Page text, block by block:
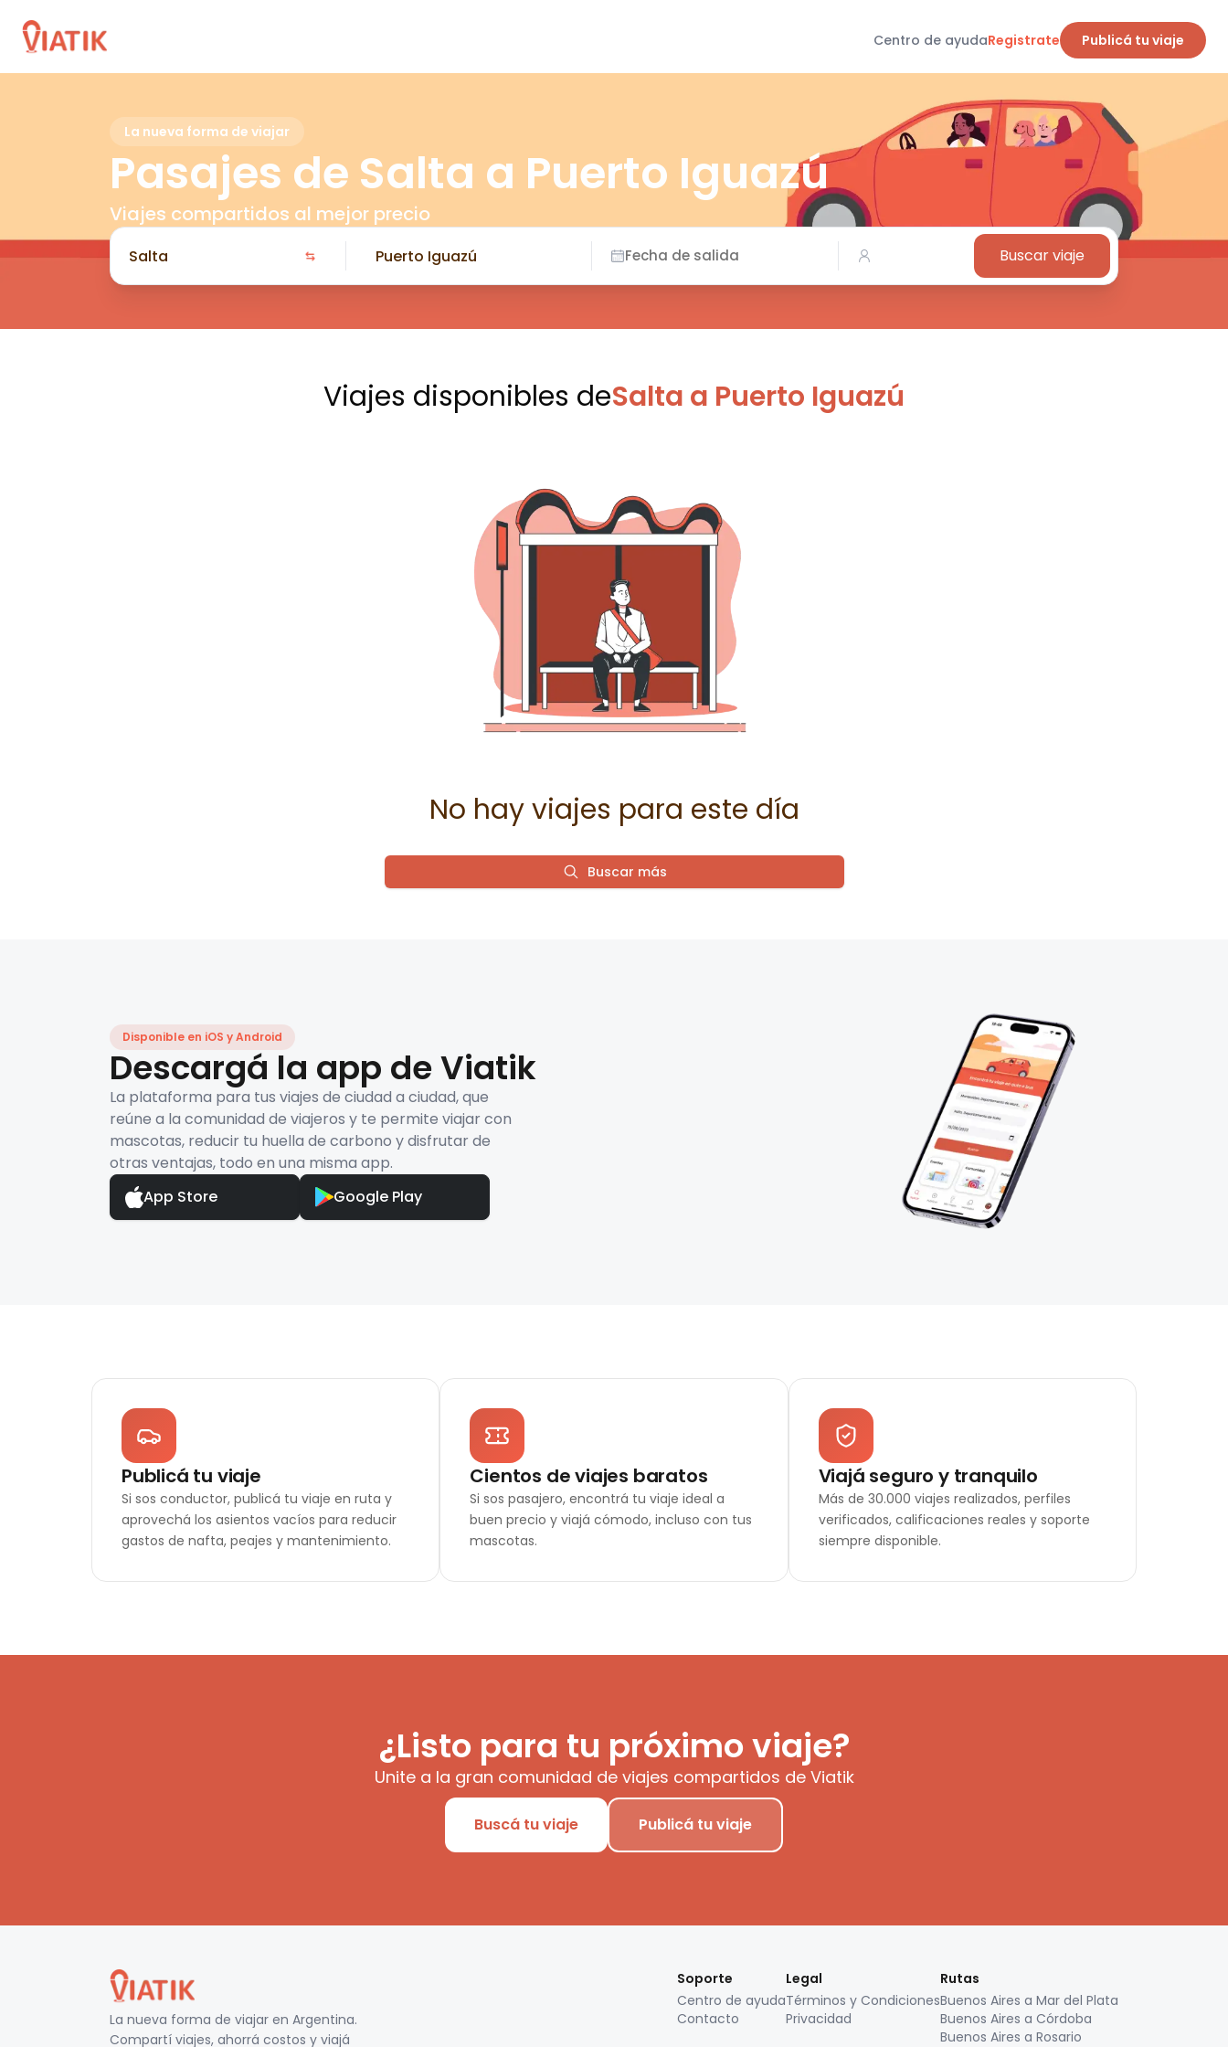
Centro de ayudaRegistrate Publicá tu viaje
La nueva forma de viajar
Pasajes de Salta a Puerto Iguazú
Viajes compartidos al mejor precio
Fecha de salida Buscar viaje
Viajes disponibles deSalta a Puerto Iguazú
No hay viajes para este día
Buscar más
Disponible en iOS y Android
Descargá la app de Viatik
La plataforma para tus viajes de ciudad a ciudad, que
reúne a la comunidad de viajeros y te permite viajar con
mascotas, reducir tu huella de carbono y disfrutar de
otras ventajas, todo en una misma app.
App Store
Google Play
Publicá tu viaje
Si sos conductor, publicá tu viaje en ruta y
aprovechá los asientos vacíos para reducir
gastos de nafta, peajes y mantenimiento.
Cientos de viajes baratos
Si sos pasajero, encontrá tu viaje ideal a
buen precio y viajá cómodo, incluso con tus
mascotas.
Viajá seguro y tranquilo
Más de 30.000 viajes realizados, perfiles
verificados, calificaciones reales y soporte
siempre disponible.
¿Listo para tu próximo viaje?
Unite a la gran comunidad de viajes compartidos de Viatik
Buscá tu viaje Publicá tu viaje
La nueva forma de viajar en Argentina.
Compartí viajes, ahorrá costos y viajá
Soporte
Centro de ayuda
Contacto
Legal
Términos y Condiciones
Privacidad
Rutas
Buenos Aires a Mar del Plata
Buenos Aires a Córdoba
Buenos Aires a Rosario